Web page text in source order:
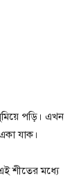
পড়ি। এখন
যাক।
শীতের মধ্যে